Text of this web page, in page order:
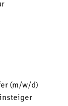
(m/w/d)